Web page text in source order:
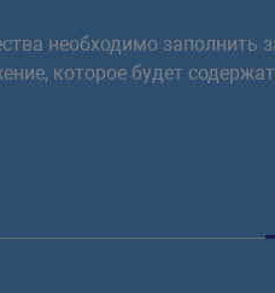
необходимо заполнить
которое будет